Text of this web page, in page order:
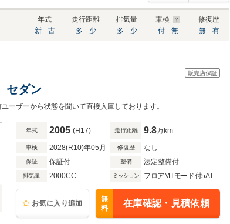
年式
新
古
走行距離
多
少
排気量
多
少
車検
付
無
修復歴
無
有
販売店保証
ダン
ーザーから状態を聞いて直接入庫しております。
年式 2005 (H17) 走行距離 9.8万km
車検 2028(R10)年05月 修復歴 なし
保証 保証付 整備 法定整備付
排気量 2000CC ミッション フロアMTモード付5AT
お気に入り追加
無
料
在庫確認・見積依頼